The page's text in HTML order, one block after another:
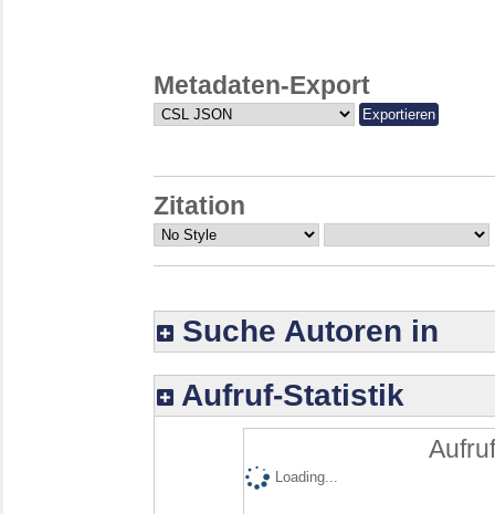
Metadaten-Export
Zitation
Suche Autoren in
Aufruf-Statistik
Loading...